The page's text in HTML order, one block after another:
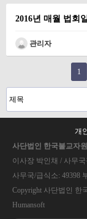
2016년 매월 법회
관리자
1
개
사단법인 한국불교자
이사장 박인채 / 사무국
사무국/급식소: 49398
Copyright 사단법인
Humansoft